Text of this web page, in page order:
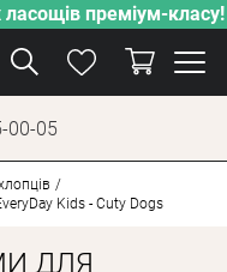
преміум-класу!
00-05
Kids - Cuty Dogs
ДЛЯ